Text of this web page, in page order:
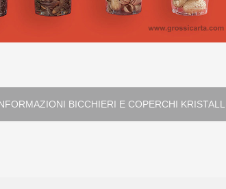
RICHIESTA INFORMAZIONI BICCHIERI E COPERCHI KRISTALL